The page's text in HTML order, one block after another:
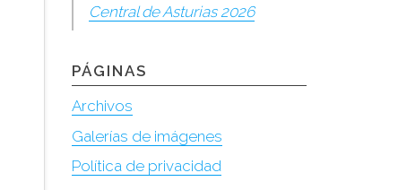
Central de Asturias 2026
PÁGINAS
Archivos
Galerías de imágenes
Política de privacidad